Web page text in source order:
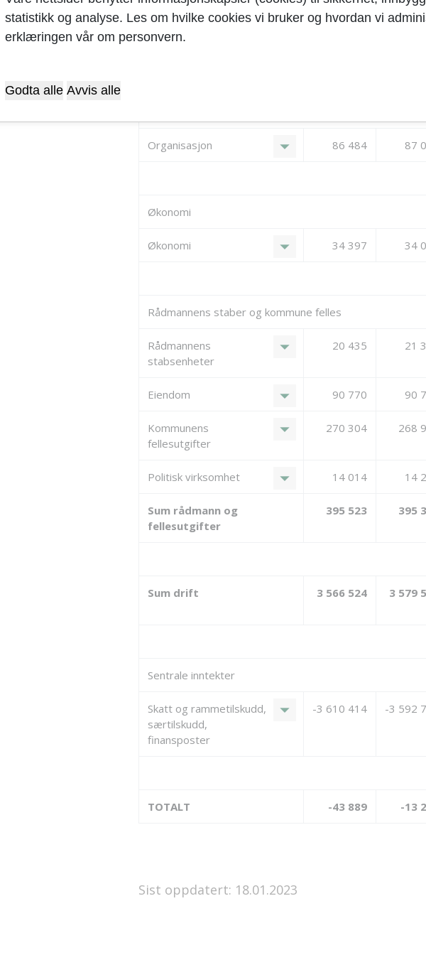
Organisasjon arrow_drop_down 86 484 87
Økonomi
Økonomi arrow_drop_down 34 397 34
Rådmannens staber og kommune felles
Rådmannens
stabsenheter
arrow_drop_down 20 435 21
Eiendom arrow_drop_down 90 770 90
Kommunens
fellesutgifter
arrow_drop_down 270 304 268
Politisk virksomhet arrow_drop_down 14 014 14
Sum rådmann og
fellesutgifter
395 523 395
Sum drift 3 566 524 3 579
Sentrale inntekter
Skatt og rammetilskudd,
særtilskudd,
finansposter
arrow_drop_down -3 610 414 -3 592
TOTALT -43 889 -13
Sist oppdatert: 18.01.2023
statistikk og analyse. Les om hvilke cookies vi bruker og hvordan vi
erklæringen vår om personvern.
Godta alle Avvis alle